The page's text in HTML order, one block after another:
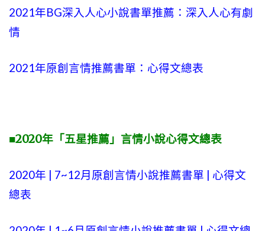
2021年BG深入人心小說書單推薦：深入人心有劇
情
2021年原創言情推薦書單：心得文總表
■2020年「五星推薦」言情小說心得文總表
2020年 | 7~12月原創言情小說推薦書單 | 心得文
總表